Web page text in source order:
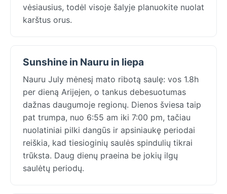
vėsiausius, todėl visoje šalyje planuokite nuolat
karštus orus.
Sunshine in Nauru in liepa
Nauru July mėnesį mato ribotą saulę: vos 1.8h
per dieną Arijejen, o tankus debesuotumas
dažnas daugumoje regionų. Dienos šviesa taip
pat trumpa, nuo 6:55 am iki 7:00 pm, tačiau
nuolatiniai pilki dangūs ir apsiniaukę periodai
reiškia, kad tiesioginių saulės spindulių tikrai
trūksta. Daug dienų praeina be jokių ilgų
saulėtų periodų.